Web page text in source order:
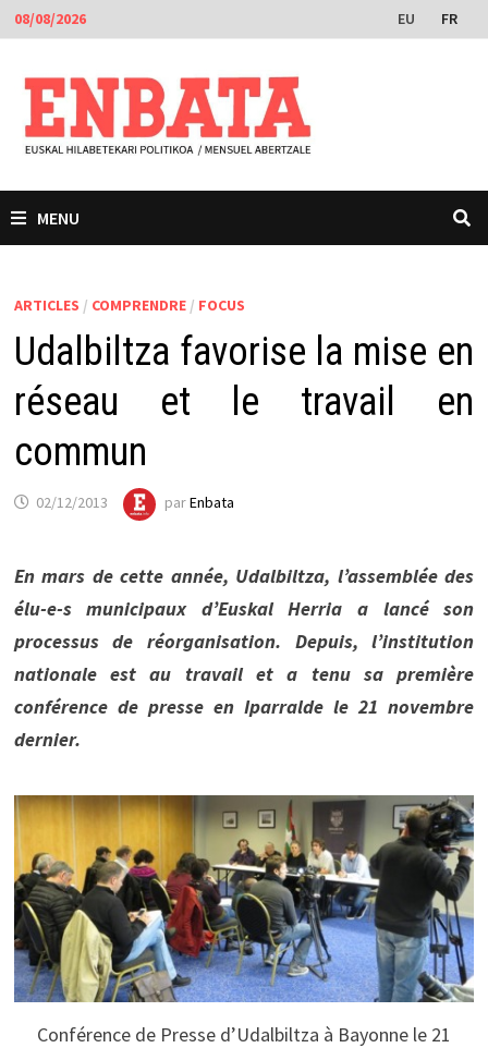
Passer
au
contenu
08/08/2026 EU FR
MENU
ARTICLES / COMPRENDRE/ FOCUS
Udalbiltza favorise la mise en
réseau et le travail en
commun
02/12/2013 parEnbata
En mars de cette année, Udalbiltza, l’assemblée des
élu-e-s municipaux d’Euskal Herria a lancé son
processus de réorganisation. Depuis, l’institution
nationale est au travail et a tenu sa première
conférence de presse en Iparralde le 21 novembre
dernier.
Conférence de Presse d’Udalbiltza à Bayonne le 21